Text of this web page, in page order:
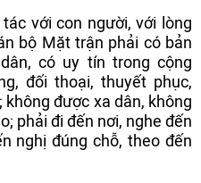
với con người, với lòng
bộ Mặt trận phải có bản
có uy tín trong cộng
đối thoại, thuyết phục,
được xa dân, không
phải đi đến nơi, nghe đến
nghị đúng chỗ, theo đến